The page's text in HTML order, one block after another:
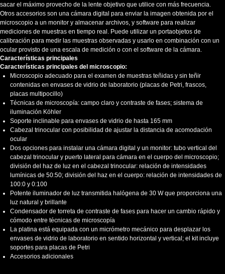
sacar el máximo provecho de la lente objetivo que utilice con más frecuencia.
Otros accesorios son una cámara digital para enviar la imagen obtenida por el
microscopio a un monitor y almacenar archivos, y software para realizar
mediciones de muestras en tiempo real. Puede utilizar un portaobjetos de
calibración para medir las muestras observadas y usarlo en combinación con un
ocular provisto de una escala de medición o con el software de la cámara.
Características principales
Características principales del microscopio:
Microscopio adecuado para el examen de muestras teñidas y sin teñir
contenidas en envases de vidrio de laboratorio (placas de Petri, frascos,
placas multipocillo)
Técnicas de microscopía: campo claro y contraste de fases; sistema de
iluminación Köhler
Soporte inclinable para envases de vidrio de hasta 165 mm
Cabezal trinocular con posibilidad de ajustar la distancia de acomodación
ocular
Dos opciones para instalar una cámara digital y un monitor: tubo vertical del
cabezal trinocular y puerto lateral para cámara en el cuerpo del microscopio;
división del haz de luz en el cabezal trinocular: relación de intensidades
lumínicas de 50:50; división del haz en el cuerpo: relación de intensidades de
100:0 y 0:100
Potente iluminador de luz transmitida halógena de 30 W que proporciona una
luz natural y brillante
Condensador de torreta de contraste de fases para hacer un cambio rápido y
cómodo entre técnicas de microscopía
La platina está equipada con un micrómetro mecánico para desplazar los
envases de vidrio de laboratorio en sentido horizontal y vertical; el kit incluye
soportes para placas de Petri
Accesorios adicionales